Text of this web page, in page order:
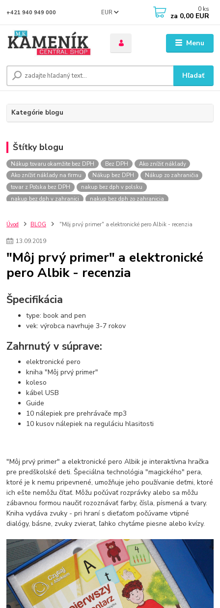
Menu
EUR
Hľadať
+421 940 949 000 0 ks
za 0,00 EUR
Kategórie blogu
Štítky blogu
Nákup tovaru okamžite bez DPH Bez DPH
Ako znížiť náklady
Ako znížiť náklady na firmu
Nákup bez DPH
Nákup zo zahraničia
tovar z Poľska bez DPH
nakup bez dph v polsku
nakup bez dph v zahranici
nakup bez dph zo zahranicia
szco nakup bez dph
Smart hodinky pre deti
Plyšový macovia
Lego Star Wars
Darčeky na Vianoce 2019
Vianočný darček pre dievča do 20€
Darčeky pre dievčatá
Detské postele
L.O.L. Surprise bábiky
L.O.L. Surprise zvieratká
L.O.L. Surprise hračky
L.O.L. Surprise domčeky
L.O.L. Surprise postavičky
L.O.L. Surprise zberateľské figúrky
Úvod BLOG "Môj prvý primer" a elektronické pero Albik - recenzia
13.09.2019
"Môj prvý primer" a elektronické
pero Albik - recenzia
Špecifikácia
type: book and pen
vek: výrobca navrhuje 3-7 rokov
Zahrnutý v súprave:
elektronické pero
kniha "Môj prvý primer"
koleso
kábel USB
Guide
10 nálepiek pre prehrávače mp3
10 kusov nálepiek na reguláciu hlasitosti
"Môj prvý primer" a elektronické pero Albik je interaktívna hračka
pre predškolské deti. Špeciálna technológia "magického" pera,
ktoré je k nemu pripevnené, umožňuje jeho používanie deťmi, ktoré
ich ešte nemôžu čítať. Môžu počúvať rozprávky alebo sa môžu
zábavnou formou naučiť rozoznávať farby, čísla, písmená a tvary.
Kniha vydáva zvuky - pri hraní s dieťaťom počúvame vtipné
dialógy, básne, zvuky zvierat, ľahko chytáme piesne alebo kvízy.